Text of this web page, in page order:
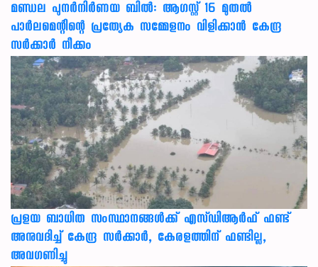
മണ്ഡല പുനർനിർണയ ബിൽ: ആഗസ്റ്റ് 16 മുതൽ
പാർലമെന്റിന്റെ പ്രത്യേക സമ്മേളനം വിളിക്കാൻ കേന്ദ്ര
സർക്കാർ നീക്കം
പ്രളയ ബാധിത സംസ്ഥാനങ്ങൾക്ക് എസ്ഡിആർഫ് ഫണ്ട്
അനുവദിച്ച് കേന്ദ്ര സര്‍ക്കാര്‍, കേരളത്തിന് ഫണ്ടില്ല,
അവഗണിച്ചു